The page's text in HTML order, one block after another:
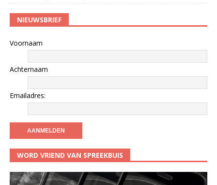
NIEUWSBRIEF
Voornaam
Achternaam
Emailadres:
WORD VRIEND VAN SPREEKBUIS